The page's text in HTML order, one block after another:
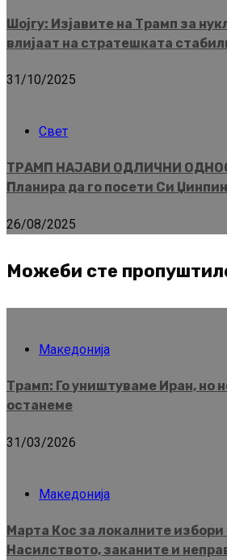
Шојгу: Изјавите на Трамп за
влијаат на стратешката
31/10/2025
Свет
ТРАМП НАЈАВИ ОДЛИЧНИ
Планира да го посети Си
26/08/2025
Можеби сте
Македонија
Трамп: Го уништуваме Иран, но
останеме
31/03/2026
Македонија
Марта Кос за локалните избори
Насилството, заканите и